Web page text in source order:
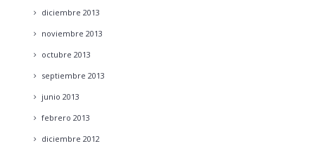
diciembre 2013
noviembre 2013
octubre 2013
septiembre 2013
junio 2013
febrero 2013
diciembre 2012